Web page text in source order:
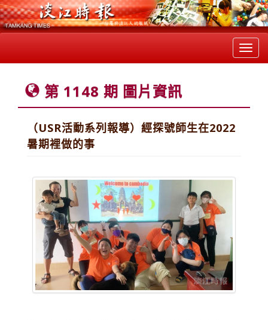
第 1148 期 圖片資訊
（USR活動系列報導）經探號師生在2022
暑期裡做的事